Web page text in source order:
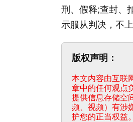
刑、假释;查封、
示服从判决，不上
版权声明：
本文内容由互联
章中的任何观点
提供信息存储空
频、视频）有涉
护您的正当权益。